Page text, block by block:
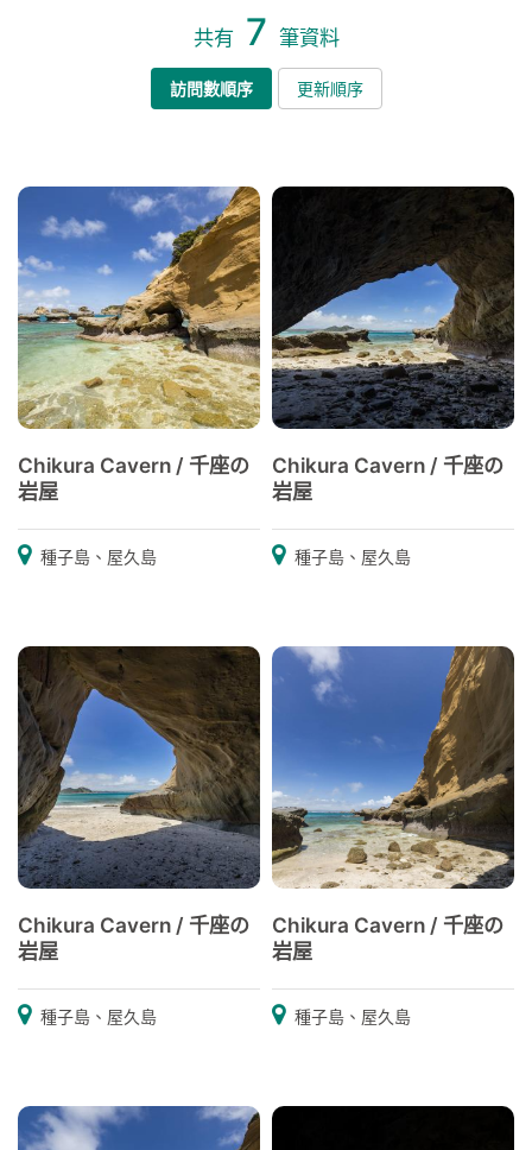
共有 7 筆資料
訪問數順序 更新順序
Chikura Cavern / 千座の
岩屋
種子島、屋久島
Chikura Cavern / 千座の
岩屋
種子島、屋久島
Chikura Cavern / 千座の
岩屋
種子島、屋久島
Chikura Cavern / 千座の
岩屋
種子島、屋久島